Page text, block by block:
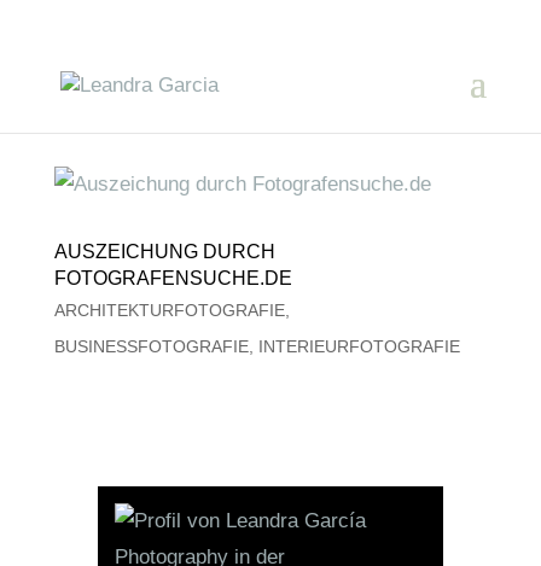
AUSZEICHUNG DURCH
FOTOGRAFENSUCHE.DE
ARCHITEKTURFOTOGRAFIE,
BUSINESSFOTOGRAFIE, INTERIEURFOTOGRAFIE